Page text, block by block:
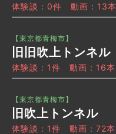
体験談：0件 動画：13本
【東京都青梅市】
旧旧吹上トンネル
体験談：1件 動画：16本
【東京都青梅市】
旧吹上トンネル
体験談：1件 動画：72本